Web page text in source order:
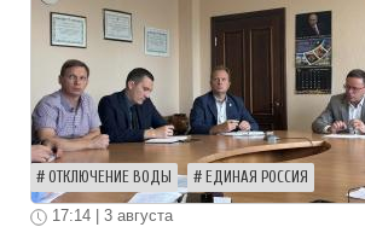
ОТКЛЮЧЕНИЕ ВОДЫ ЕДИНАЯ РОССИЯ
17:14 | 3 августа